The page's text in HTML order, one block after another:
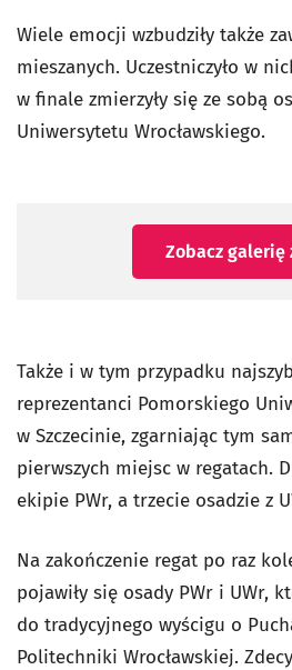
Wiele emocji wzbudziły także
mieszanych. Uczestniczyło w
w finale zmierzyły się ze sobą
Uniwersytetu Wrocławskiego.
Zobacz galerię
Także i w tym przypadku
reprezentanci Pomorskiego
w Szczecinie, zgarniając tym
pierwszych miejsc w regatach.
ekipie PWr, a trzecie osadzie z
Na zakończenie regat po raz
pojawiły się osady PWr i UWr,
do tradycyjnego wyścigu o
Politechniki Wrocławskiej.